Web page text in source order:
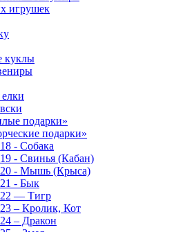
игрушек
куклы
подарки»
подарки»
- Собака
- Свинья (Кабан)
- Мышь (Крыса)
- Бык
— Тигр
– Кролик, Кот
– Дракон